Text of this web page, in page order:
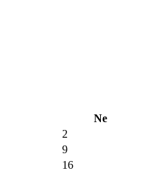
Ne
2
9
16